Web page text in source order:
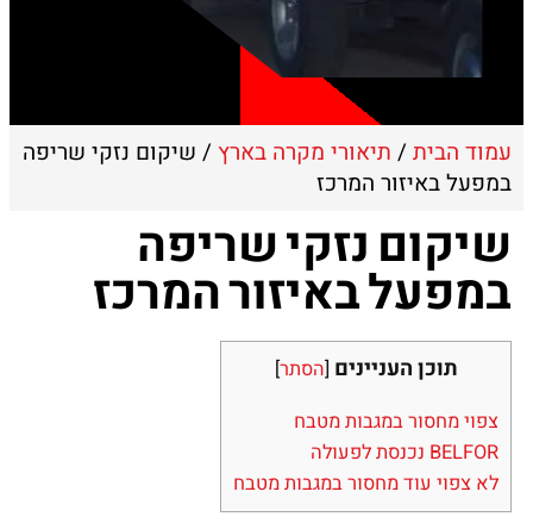
עמוד הבית / תיאורי מקרה בארץ / שיקום נזקי שריפה
במפעל באיזור המרכז
שיקום נזקי שריפה
במפעל באיזור המרכז
תוכן העניינים [הסתר]
צפוי מחסור במגבות מטבח
BELFOR נכנסת לפעולה
לא צפוי עוד מחסור במגבות מטבח